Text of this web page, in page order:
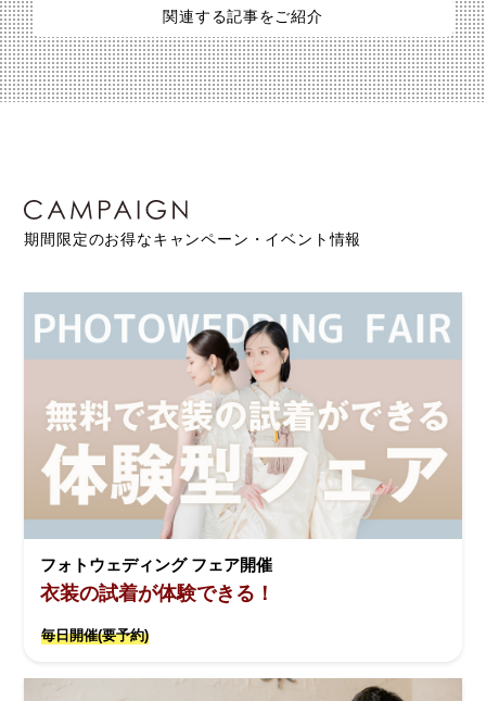
関連する記事をご紹介
期間限定のお得なキャンペーン・イベント情報
フォトウェディング フェア開催
衣装の試着が体験できる！
毎日開催(要予約)